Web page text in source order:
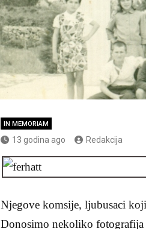
IN MEMORIAM
13 godina ago Redakcija
Njegove komsije, ljubusaci
Donosimo nekoliko fotografija